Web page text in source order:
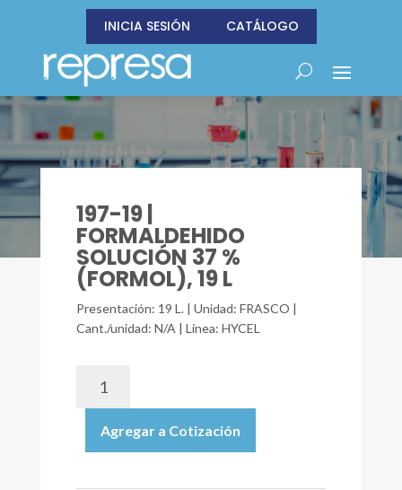
INICIA SESIÓN CATÁLOGO
197-19 |
FORMALDEHIDO
SOLUCIÓN 37 %
(FORMOL), 19 L
Presentación: 19 L. | Unidad: FRASCO |
Cant./unidad: N/A | Línea: HYCEL
FORMALDEHIDO
SOLUCIÓN
Agregar a Cotización